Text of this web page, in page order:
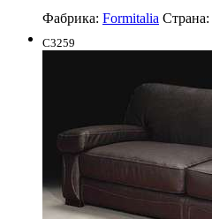
Фабрика: Formitalia Страна:
C3259